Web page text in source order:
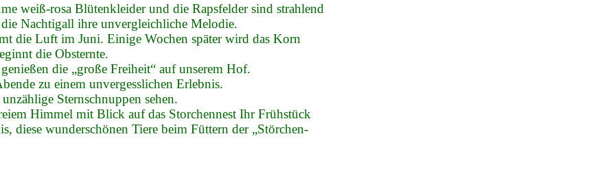
weiß-rosa Blütenkleider und die Rapsfelder sind strahlend
Nachtigall ihre unvergleichliche Melodie.
die Luft im Juni. Einige Wochen später wird das Korn
die Obsternte.
die „große Freiheit“ auf unserem Hof.
zu einem unvergesslichen Erlebnis.
Sternschnuppen sehen.
Himmel mit Blick auf das Storchennest Ihr Frühstück
diese wunderschönen Tiere beim Füttern der „Störchen-